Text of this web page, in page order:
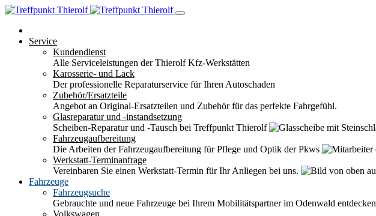
Service
Kundendienst
Alle Serviceleistungen der Thierolf Kfz-Werkstätten
Karosserie- und Lack
Der professionelle Reparaturservice für Ihren Autoschaden
Zubehör/Ersatzteile
Angebot an Original-Ersatzteilen und Zubehör für das perfekte Fahrgefühl.
Glasreparatur und -instandsetzung
Scheiben-Reparatur und -Tausch bei Treffpunkt Thierolf
Fahrzeugaufbereitung
Die Arbeiten der Fahrzeugaufbereitung für Pflege und Optik der Pkws
Werkstatt-Terminanfrage
Vereinbaren Sie einen Werkstatt-Termin für Ihr Anliegen bei uns.
Fahrzeuge
Fahrzeugsuche
Gebrauchte und neue Fahrzeuge bei Ihrem Mobilitätspartner im Odenwald entdecken
Volkswagen